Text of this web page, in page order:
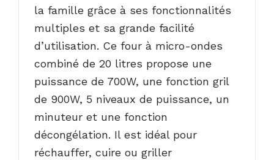
la famille grâce à ses fonctionnalités
multiples et sa grande facilité
d’utilisation. Ce four à micro-ondes
combiné de 20 litres propose une
puissance de 700W, une fonction gril
de 900W, 5 niveaux de puissance, un
minuteur et une fonction
décongélation. Il est idéal pour
réchauffer, cuire ou griller